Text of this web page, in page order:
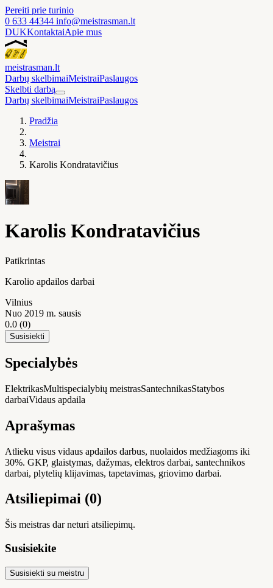
Pereiti prie turinio
0 633 44344 info@meistrasman.lt
DUKKontaktaiApie mus
meistrasman.lt
Darbų skelbimaiMeistraiPaslaugos
Skelbti darbą
Darbų skelbimaiMeistraiPaslaugos
Pradžia
Meistrai
Karolis Kondratavičius
Karolis Kondratavičius
Patikrintas
Karolio apdailos darbai
Vilnius
Nuo 2019 m. sausis
0.0 (0)
Susisiekti
Specialybės
ElektrikasMultispecialybių meistrasSantechnikasStatybos
darbaiVidaus apdaila
Aprašymas
Atlieku visus vidaus apdailos darbus, nuolaidos medžiagoms iki
30%. GKP, glaistymas, dažymas, elektros darbai, santechnikos
darbai, plytelių klijavimas, tapetavimas, griovimo darbai.
Atsiliepimai (0)
Šis meistras dar neturi atsiliepimų.
Susisiekite
Susisiekti su meistru